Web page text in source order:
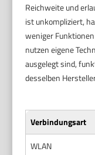
Reichweite und
ist unkompliziert,
weniger
nutzen eigene
ausgelegt sind,
desselben
Verbindungsart
WLAN